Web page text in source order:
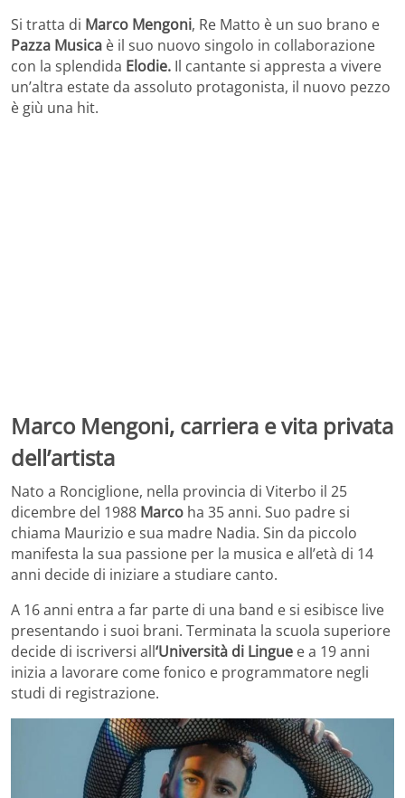
Si tratta di Marco Mengoni, Re Matto è un suo brano e
Pazza Musica è il suo nuovo singolo in collaborazione
con la splendida Elodie. Il cantante si appresta a vivere
un’altra estate da assoluto protagonista, il nuovo pezzo
è giù una hit.
Marco Mengoni, carriera e vita privata
dell’artista
Nato a Ronciglione, nella provincia di Viterbo il 25
dicembre del 1988 Marco ha 35 anni. Suo padre si
chiama Maurizio e sua madre Nadia. Sin da piccolo
manifesta la sua passione per la musica e all’età di 14
anni decide di iniziare a studiare canto.
A 16 anni entra a far parte di una band e si esibisce live
presentando i suoi brani. Terminata la scuola superiore
decide di iscriversi all‘Università di Lingue e a 19 anni
inizia a lavorare come fonico e programmatore negli
studi di registrazione.